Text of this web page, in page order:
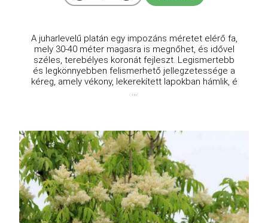
A juharlevelű platán egy impozáns méretet elérő fa,
mely 30-40 méter magasra is megnőhet, és idővel
széles, terebélyes koronát fejleszt. Legismertebb
és legkönnyebben felismerhető jellegzetessége a
kéreg, amely vékony, lekerekített lapokban hámlik, é
...